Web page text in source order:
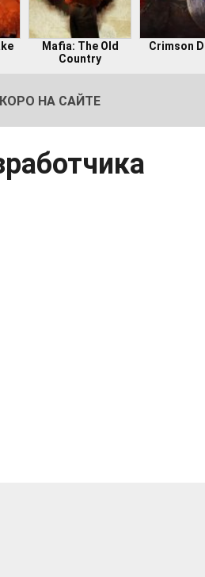
Mafia: The Old
Country
Crimson
НА САЙТЕ